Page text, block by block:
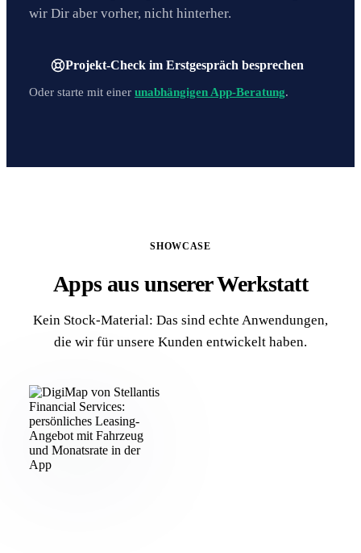
wir Dir aber vorher, nicht hinterher.
Projekt-Check im Erstgespräch besprechen
Oder starte mit einer unabhängigen App-Beratung.
SHOWCASE
Apps aus unserer Werkstatt
Kein Stock-Material: Das sind echte Anwendungen,
die wir für unsere Kunden entwickelt haben.